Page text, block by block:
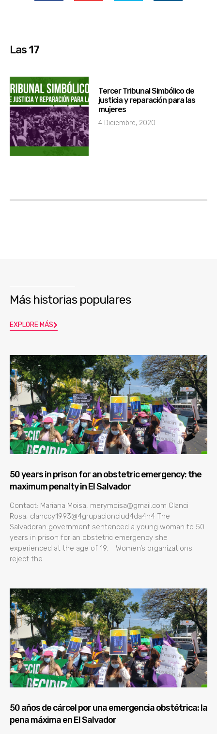
Las 17
Tercer Tribunal Simbólico de
justicia y reparación para las
mujeres
4 Diciembre, 2020
Más historias populares
EXPLORE MÁS
50 years in prison for an obstetric emergency: the
maximum penalty in El Salvador
Contact: Mariana Moisa, merymoisa@gmail.com Clanci
Rosa, clanccy1993@4grupacionciud4da4n4 The
Salvadoran government sentenced a young woman to 50
years in prison for an obstetric emergency she
experienced at the age of 19. Women’s organizations
reject the
50 años de cárcel por una emergencia obstétrica: la
pena máxima en El Salvador